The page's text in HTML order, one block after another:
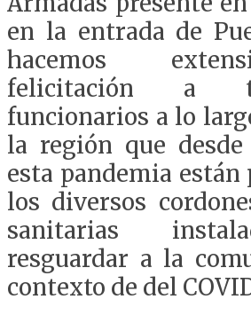
en la entrada de
hacemos
felicitación a
funcionarios a lo
la región que
esta pandemia están
los diversos
sanitarias
resguardar a la
contexto de del